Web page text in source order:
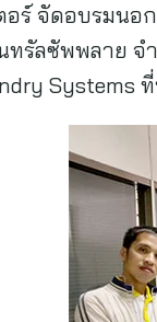
อร์ จัดอบรมน
นทรัลซัพพลาย
Systems